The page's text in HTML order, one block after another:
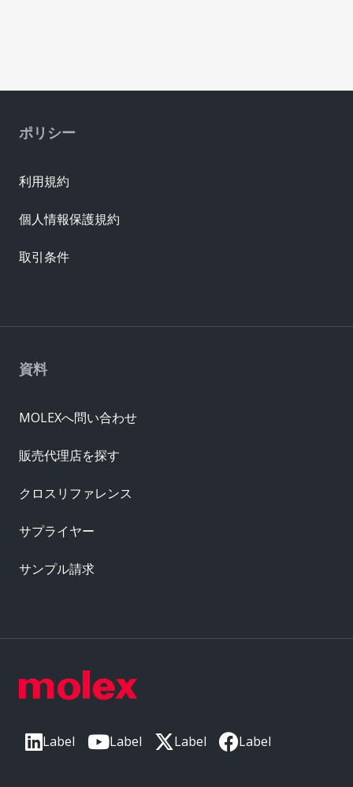
Label Label Label Label
資料
MOLEXへ問い合わせ
販売代理店を探す
クロスリファレンス
サプライヤー
サンプル請求
ポリシー
利用規約
個人情報保護規約
取引条件